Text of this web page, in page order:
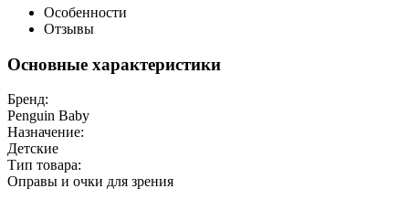
Особенности
Отзывы
Основные характеристики
Бренд:
Penguin Baby
Назначение:
Детские
Тип товара:
Оправы и очки для зрения